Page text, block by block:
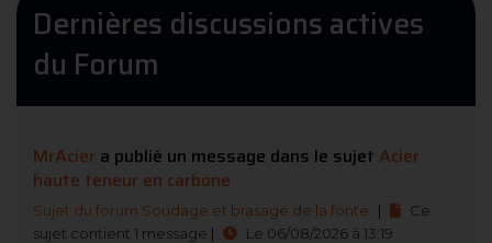
Dernières discussions actives
du Forum
MrAcier a publié un message dans le sujet Acier
haute teneur en carbone
Sujet du forum Soudage et brasage de la fonte |
Ce
sujet contient 1 message | Le 06/08/2026 à 13:19